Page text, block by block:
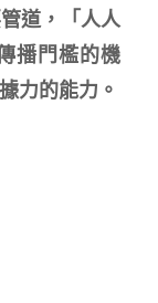
道，「人人
播門檻的機
力的能力。